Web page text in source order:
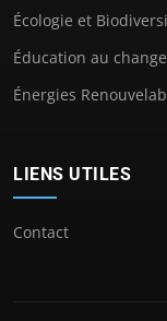
Écologie et
Éducation au
Énergies
LIENS UTILES
Contact